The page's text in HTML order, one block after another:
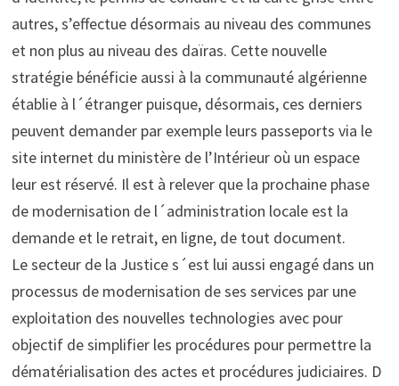
autres, s’effectue désormais au niveau des communes
et non plus au niveau des daïras. Cette nouvelle
stratégie bénéficie aussi à la communauté algérienne
établie à l´étranger puisque, désormais, ces derniers
peuvent demander par exemple leurs passeports via le
site internet du ministère de l’Intérieur où un espace
leur est réservé. Il est à relever que la prochaine phase
de modernisation de l´administration locale est la
demande et le retrait, en ligne, de tout document.
Le secteur de la Justice s´est lui aussi engagé dans un
processus de modernisation de ses services par une
exploitation des nouvelles technologies avec pour
objectif de simplifier les procédures pour permettre la
dématérialisation des actes et procédures judiciaires. D